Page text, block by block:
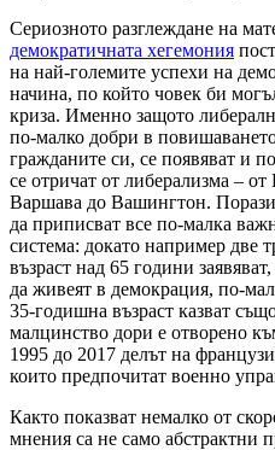
Сериозното разглеждане на
демократичната хегемония
на най-големите успехи на
начина, по който човек би
криза. Именно защото
по-малко добри в
гражданите си, се появяват и
се отричат ​​от либерализма –
Варшава до Вашингтон.
да приписват все по-малка
система: докато например две
възраст над 65 години
да живеят в демокрация, по-
35-годишна възраст казват
малцинство дори е отворено
1995 до 2017 делът на
които предпочитат военно
Както показват немалко от
мнения са не само абстрактни